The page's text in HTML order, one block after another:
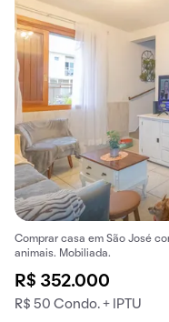
Comprar casa em São José
animais. Mobiliada.
R$ 352.000
R$ 50 Condo. + IPTU